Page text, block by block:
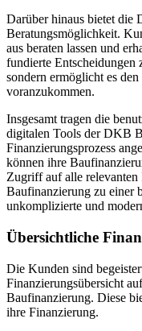
Darüber hinaus bietet die
Beratungsmöglichkeit.
aus beraten lassen und
fundierte Entscheidungen
sondern ermöglicht es
voranzukommen.
Insgesamt tragen die
digitalen Tools der DKB
Finanzierungsprozess
können ihre
Zugriff auf alle
Baufinanzierung zu einer
unkomplizierte und
Übersichtliche
Die Kunden sind
Finanzierungsübersicht
Baufinanzierung. Diese
ihre Finanzierung.